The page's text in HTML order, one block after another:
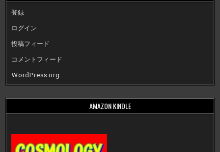
登録
ログイン
投稿フィード
コメントフィード
WordPress.org
AMAZON KINDLE